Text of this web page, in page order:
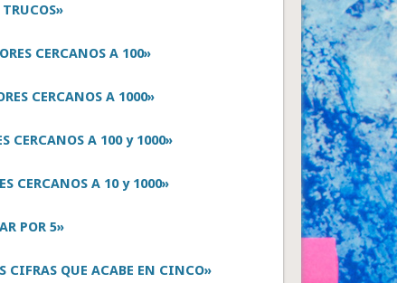
CERCANOS A 100»
CERCANOS A 1000»
CERCANOS A 100 y 1000»
CERCANOS A 10 y 1000»
POR 5»
CIFRAS QUE ACABE EN CINCO»